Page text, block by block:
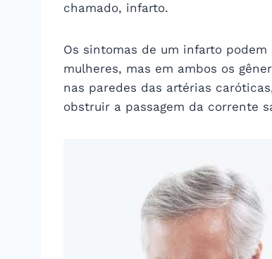
chamado, infarto.
Os sintomas de um infarto
mulheres, mas em ambos os
nas paredes das artérias
obstruir a passagem da corrente